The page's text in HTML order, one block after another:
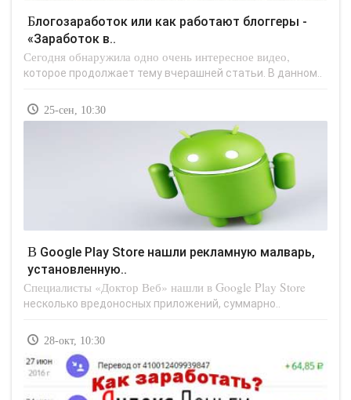
Блогозаработок или как работают блоггеры -
«Заработок в..
Сегодня обнаружила одно очень интересное видео,
которое продолжает тему вчерашней статьи. В данном..
25-сен, 10:30
В Google Play Store нашли рекламную малварь,
установленную..
Специалисты «Доктор Веб» нашли в Google Play Store
несколько вредоносных приложений, суммарно..
28-окт, 10:30